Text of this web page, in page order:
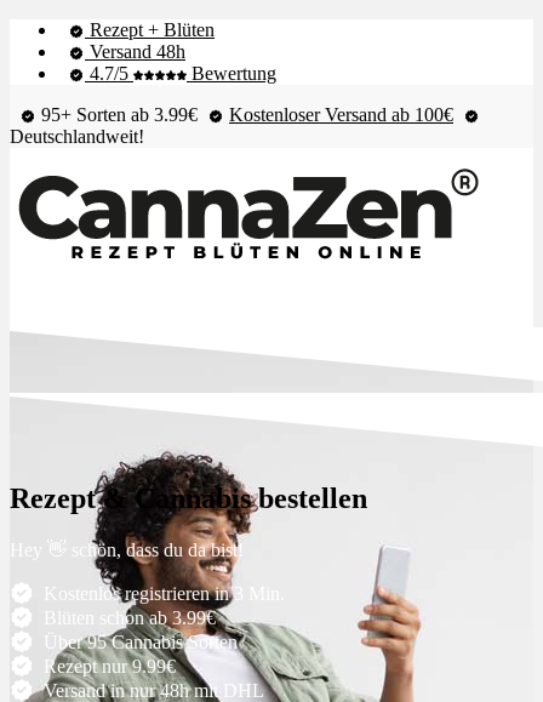
Rezept + Blüten
Versand 48h
4.7/5
Bewertung
95+ Sorten ab 3.99€
Kostenloser Versand ab 100€
Deutschlandweit!
Shop & Live-Bestand
Extrakte
Ablauf
Therapien
Rezept & Cannabis bestellen
Hey 👋 schön, dass du da bist!
Kostenlos registrieren in 3 Min.
Blüten schon ab 3.99€
Über 95 Cannabis Sorten
Rezept nur 9.99€
Versand in nur 48h mit DHL